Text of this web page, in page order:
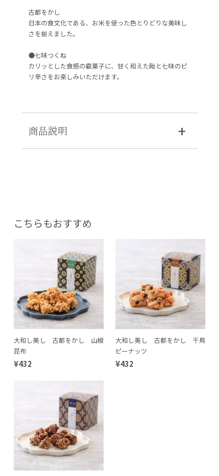
古都をかし
日本の食文化である、お米を使った色とりどりな美味し
さを揃えました。
●七味つくね
カリッとした食感の霰菓子に、甘く和えた飴と七味のピ
リ辛さをお楽しみいただけます。
商品説明
こちらもおすすめ
大和し美し 古都をかし 山椒
昆布
¥432
大和し美し 古都をかし 千鳥
ピーナッツ
¥432